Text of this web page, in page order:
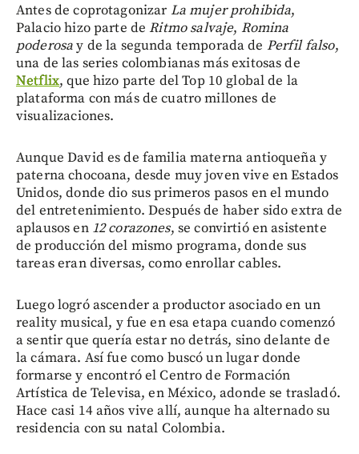
Antes de coprotagonizar La mujer prohibida,
Palacio hizo parte deRitmo salvaje, Romina
poderosay de la segunda temporada de Perfil falso,
una de las series colombianas más exitosas de
Netflix, que hizo parte del Top 10 global de la
plataforma con más de cuatro millones de
visualizaciones.
Aunque David es de familia materna antioqueña y
paterna chocoana, desde muy joven vive en Estados
Unidos, donde dio sus primeros pasos en el mundo
del entretenimiento. Después de haber sido extra de
aplausos en 12 corazones, se convirtió en asistente
de producción del mismo programa, donde sus
tareas eran diversas, como enrollar cables.
Luego logró ascender a productor asociado en un
reality musical, y fue en esa etapa cuando comenzó
a sentir que quería estar no detrás, sino delante de
la cámara. Así fue como buscó un lugar donde
formarse y encontró el Centro de Formación
Artística de Televisa, en México, adonde se trasladó.
Hace casi 14 años vive allí, aunque ha alternado su
residencia con su natal Colombia.